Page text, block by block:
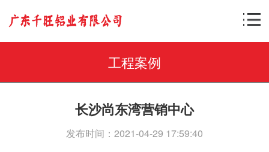
工程案例
长沙尚东湾营销中心
发布时间：2021-04-29 17:59:40